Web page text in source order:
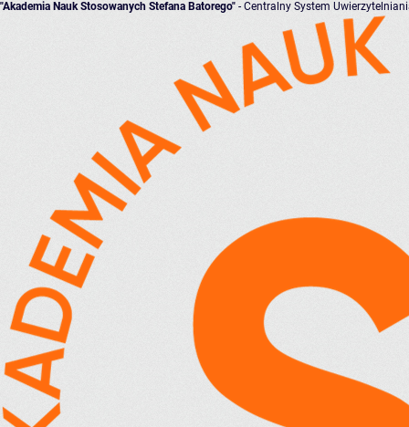
"Akademia Nauk Stosowanych Stefana Batorego" - Centralny System